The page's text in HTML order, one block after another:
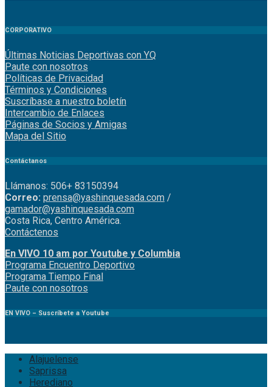
CORPORATIVO
Últimas Noticias Deportivas con YQ
Paute con nosotros
Políticas de Privacidad
Términos y Condiciones
Suscríbase a nuestro boletín
Intercambio de Enlaces
Páginas de Socios y Amigas
Mapa del Sitio
Contáctanos
Llámanos: 506+ 83150394
Correo: prensa@yashinquesada.com /
gamador@yashinquesada.com
Costa Rica, Centro América.
Contáctenos
En VIVO 10 am por Youtube y Columbia
Programa Encuentro Deportivo
Programa Tiempo Final
Paute con nosotros
EN VIVO – Suscríbete a Youtube
Alajuelense
Saprissa
Herediano